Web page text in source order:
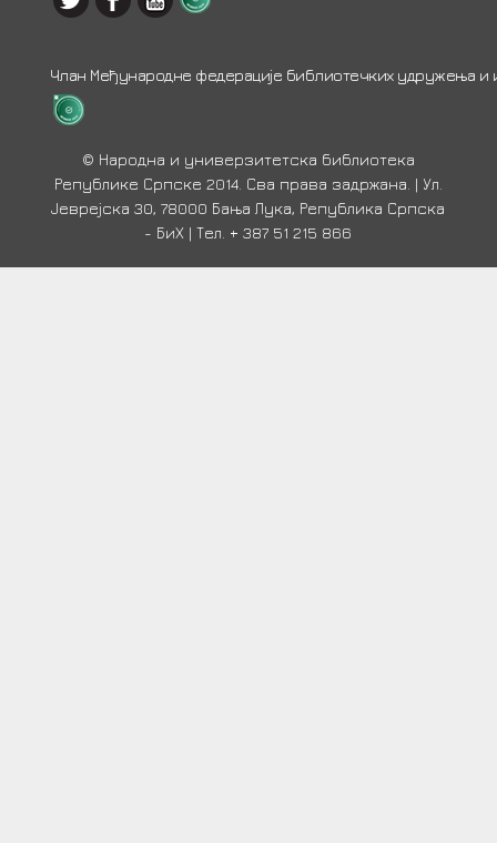
Члан Међународне федерације библиотечких удружења и
© Народна и универзитетска библиотека
Републике Српске 2014. Сва права задржана. | Ул.
Јеврејска 30, 78000 Бања Лука, Република Српска
- БиХ | Тел. + 387 51 215 866